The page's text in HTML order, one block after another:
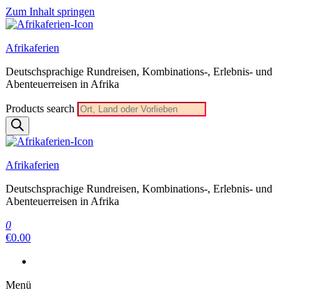
Zum Inhalt springen
Afrikaferien
Deutschsprachige Rundreisen, Kombinations-, Erlebnis- und
Abenteuerreisen in Afrika
Products search
Afrikaferien
Deutschsprachige Rundreisen, Kombinations-, Erlebnis- und
Abenteuerreisen in Afrika
0
€0.00
Menü